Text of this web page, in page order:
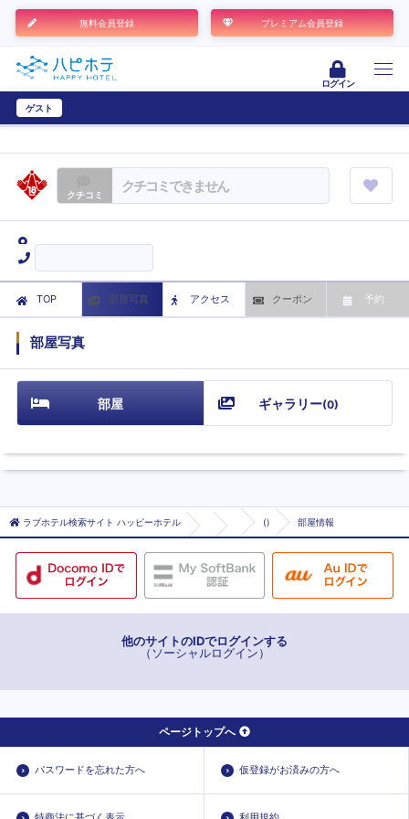
無料会員登録 プレミアム会員登録
ログイン
ゲスト
クチコミ クチコミできません
TOP 部屋写真 アクセス クーポン 予約
部屋写真
部屋 ギャラリー(0)
ラブホテル検索サイト ハッピーホテル () 部屋情報
他のサイトのIDでログインする
（ソーシャルログイン）
ページトップへ
パスワードを忘れた方へ 仮登録がお済みの方へ